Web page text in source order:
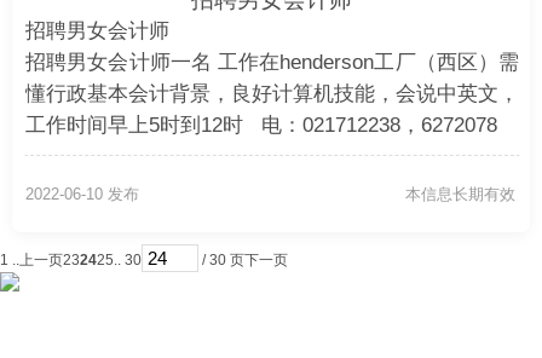
招聘男女会计师
招聘男女会计师一名 工作在henderson工厂（西区）需
懂行政基本会计背景，良好计算机技能，会说中英文，
工作时间早上5时到12时 电：021712238，6272078
本信息长期有效
2022-06-10 发布
1 ..上一页232425.. 30 / 30 页下一页